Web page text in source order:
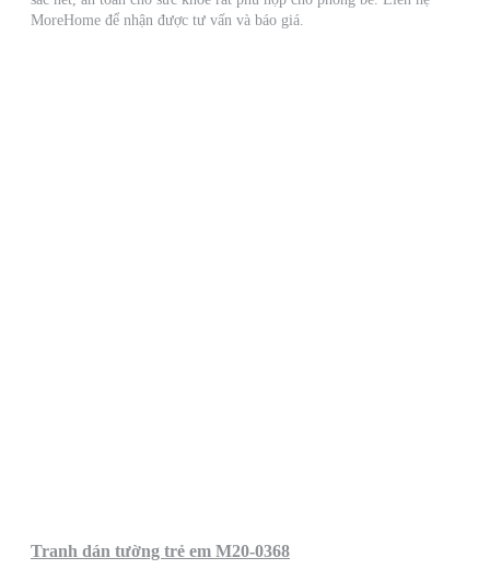
MoreHome để nhận được tư vấn và báo giá.
Tranh dán tường trẻ em M20-0368